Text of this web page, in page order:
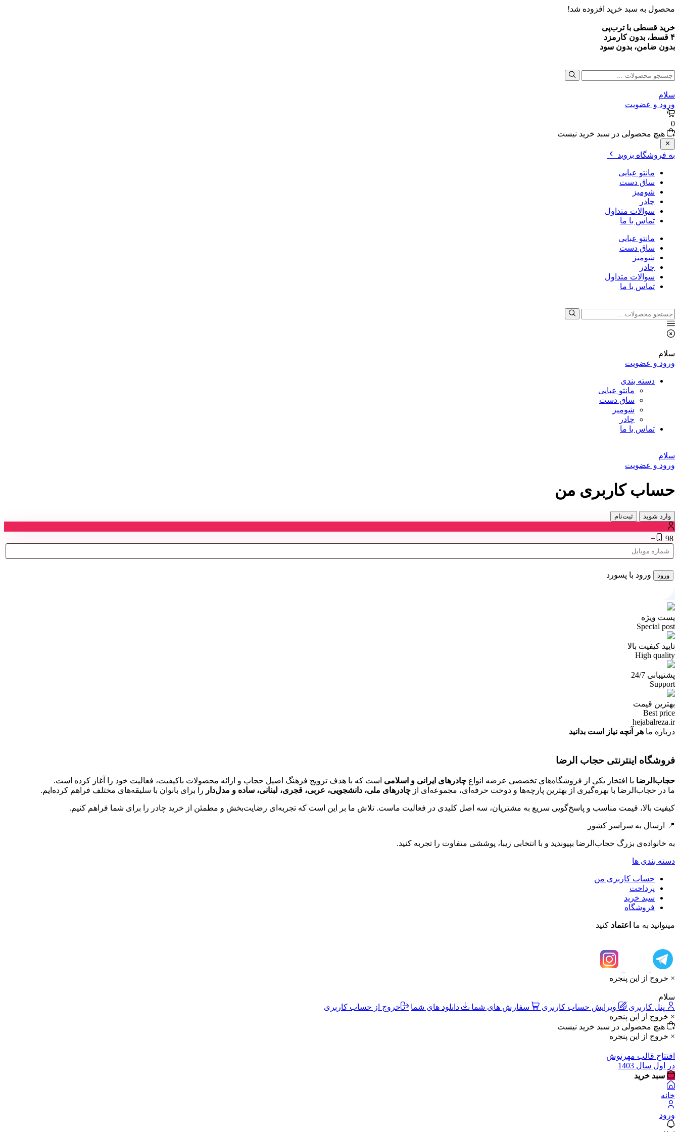
محصول به سبد خرید افزوده شد!
خرید قسطی با ترب‌پی
۴ قسط، بدون کارمزد
بدون ضامن، بدون سود
جستجو
سلام
ورود و عضویت
0
هیچ محصولی در سبد خرید نیست
به فروشگاه بروید
مانتو عبایی
ساق دست
شومیز
چادر
سوالات متداول
تماس با ما
مانتو عبایی
ساق دست
شومیز
چادر
سوالات متداول
تماس با ما
جستجو
برای:
سلام
ورود و عضویت
دسته بندی
مانتو عبایی
ساق دست
شومیز
چادر
تماس با ما
سلام
ورود و عضویت
حساب کاربری من
وارد شوید ثبت‌نام
98+
ورود ورود با پسورد
پست ویژه
Special post
تایید کیفیت بالا
High quality
پشتیبانی 24/7
Support
بهترین قیمت
Best price
hejabalreza.ir
درباره ما هر آنچه نیاز است بدانید
فروشگاه اینترنتی حجاب الرضا
حجاب‌الرضا با افتخار یکی از فروشگاه‌های تخصصی عرضه انواع چادرهای ایرانی و اسلامی است که با هدف ترویج فرهنگ اصیل حجاب و ارائه محصولات باکیفیت، فعالیت خود را آغاز کرده است.
ما در حجاب‌الرضا با بهره‌گیری از بهترین پارچه‌ها و دوخت حرفه‌ای، مجموعه‌ای از چادرهای ملی، دانشجویی، عربی، قجری، لبنانی، ساده و مدل‌دار را برای بانوان با سلیقه‌های مختلف فراهم کرده‌ایم.
کیفیت بالا، قیمت مناسب و پاسخ‌گویی سریع به مشتریان، سه اصل کلیدی در فعالیت ماست. تلاش ما بر این است که تجربه‌ای رضایت‌بخش و مطمئن از خرید چادر را برای شما فراهم کنیم.
📍 ارسال به سراسر کشور
به خانواده‌ی بزرگ حجاب‌الرضا بپیوندید و با انتخابی زیبا، پوششی متفاوت را تجربه کنید.
دسته بندی ها
حساب کاربری من
پرداخت
سبد خرید
فروشگاه
میتوانید به ما اعتماد کنید
× خروج از این پنجره
سلام
پنل کاربری
ویرایش حساب کاربری سفارش های شما دانلود های شما
خروج از حساب کاربری
× خروج از این پنجره
هیچ محصولی در سبد خرید نیست
× خروج از این پنجره
افتتاح قالب مهرنوش
در اول سال 1403
سبد خرید
خانه
ورود